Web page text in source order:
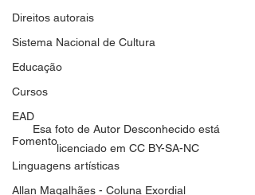
Direitos autorais
Sistema Nacional de Cultura
Educação
Cursos
EAD
Fomento
Linguagens artísticas
Allan Magalhães - Coluna Exordial
Esa foto de Autor Desconhecido está
licenciado em CC BY-SA-NC